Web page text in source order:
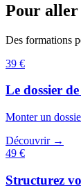
Pour
Des formations
39 €
Le dossier
Monter un
Découvrir →
49 €
Structurez